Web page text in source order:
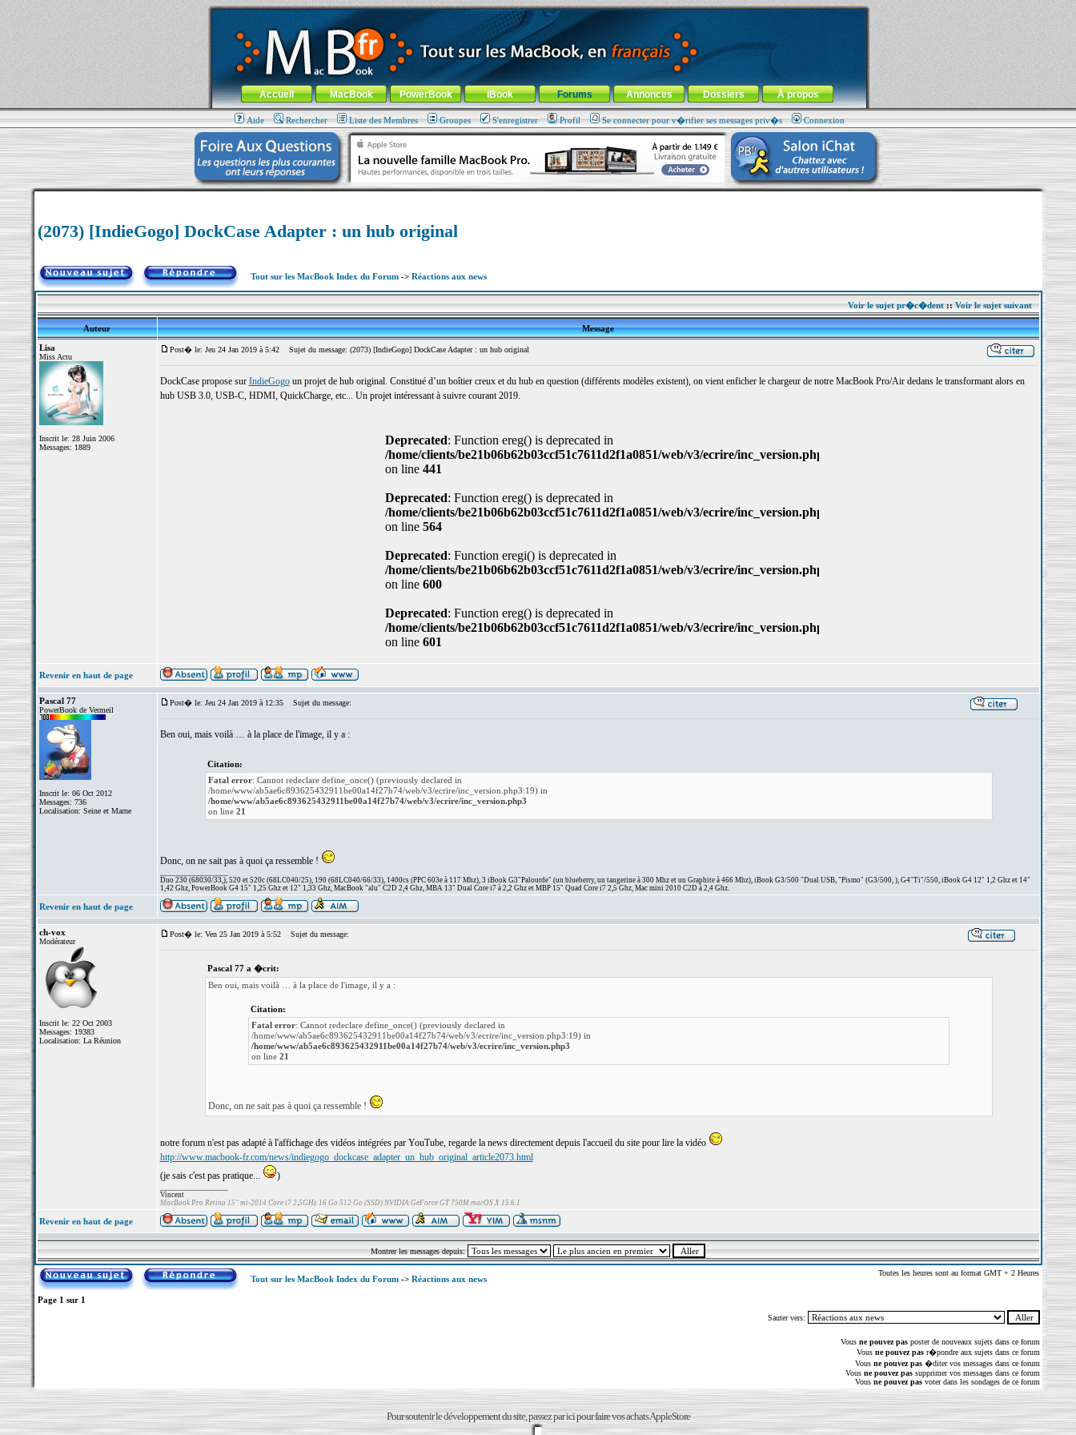
MacBook-fr.com : 100% Apple... 100% nomade !
Aller au contenu-Aller au menu général-Aller au menu de la rubrique
Menu général
Accueil MacBook PowerBook iBook Forums Annonces Dossiers À propos
Aide Rechercher Liste des Membres Groupes S'enregistrer Profil Se connecter pour v�rifier ses messages priv�s Connexion
(2073) [IndieGogo] DockCase Adapter : un hub original
Tout sur les MacBook Index du Forum-> Réactions aux news
Voir le sujet pr�c�dent::Voir le sujet suivant
Auteur
Message
Lisa
Miss Actu
Inscrit le: 28 Juin 2006
Messages: 1889
Post� le: Jeu 24 Jan 2019 à 5:42 Sujet du message: (2073) [IndieGogo] DockCase Adapter : un hub original
DockCase propose sur IndieGogoun projet de hub original. Constitué d’un boîtier creux et du hub en question (différents modèles existent), on vient enficher le chargeur de notre MacBook Pro/Air dedans le transformant alors en
hub USB 3.0, USB-C, HDMI, QuickCharge, etc... Un projet intéressant à suivre courant 2019.
Revenir en haut de page
Pascal 77
PowerBook de Vermeil
Inscrit le: 06 Oct 2012
Messages: 736
Localisation: Seine et Marne
Post� le: Jeu 24 Jan 2019 à 12:35 Sujet du message:
Ben oui, mais voilà … à la place de l'image, il y a :
Citation:
Fatal error: Cannot redeclare define_once() (previously declared in
/home/www/ab5ae6c893625432911be00a14f27b74/web/v3/ecrire/inc_version.php3:19) in
/home/www/ab5ae6c893625432911be00a14f27b74/web/v3/ecrire/inc_version.php3
on line 21
Donc, on ne sait pas à quoi ça ressemble !
Duo 230 (68030/33,), 520 et 520c (68LC040/25), 190 (68LC040/66/33), 1400cs (PPC 603e à 117 Mhz), 3 iBook G3"Palourde" (un blueberry, un tangerine à 300 Mhz et un Graphite à 466 Mhz), iBook G3/500 "Dual USB, "Pismo" (G3/500, ), G4"Ti"/550, iBook G4 12" 1,2 Ghz et 14"
1,42 Ghz, PowerBook G4 15" 1,25 Ghz et 12" 1,33 Ghz, MacBook "alu" C2D 2,4 Ghz, MBA 13" Dual Core i7 à 2,2 Ghz et MBP 15" Quad Core i7 2,5 Ghz, Mac mini 2010 C2D à 2,4 Ghz.
Revenir en haut de page
ch-vox
Modérateur
Inscrit le: 22 Oct 2003
Messages: 19383
Localisation: La Réunion
Post� le: Ven 25 Jan 2019 à 5:52 Sujet du message:
Pascal 77 a �crit:
Ben oui, mais voilà … à la place de l'image, il y a :
Citation:
Fatal error: Cannot redeclare define_once() (previously declared in
/home/www/ab5ae6c893625432911be00a14f27b74/web/v3/ecrire/inc_version.php3:19) in
/home/www/ab5ae6c893625432911be00a14f27b74/web/v3/ecrire/inc_version.php3
on line 21
Donc, on ne sait pas à quoi ça ressemble !
notre forum n'est pas adapté à l'affichage des vidéos intégrées par YouTube, regarde la news directement depuis l'accueil du site pour lire la vidéo
http://www.macbook-fr.com/news/indiegogo_dockcase_adapter_un_hub_original_article2073.html
(je sais c'est pas pratique...
)
Vincent
MacBook Pro Retina 15" mi-2014 Core i7 2,5GHz 16 Go 512 Go (SSD) NVIDIA GeForce GT 750M macOS X 15.6.1
Revenir en haut de page
Montrer les messages depuis:
Tout sur les MacBook Index du Forum-> Réactions aux news
Toutes les heures sont au format GMT + 2 Heures
Page 1 sur 1
Sauter vers:
Vous ne pouvez pasposter de nouveaux sujets dans ce forum
Vous ne pouvez pasr�pondre aux sujets dans ce forum
Vous ne pouvez pas�diter vos messages dans ce forum
Vous ne pouvez passupprimer vos messages dans ce forum
Vous ne pouvez pasvoter dans les sondages de ce forum
Pour soutenir le développement du site, passez par ici pour faire vos achats AppleStore